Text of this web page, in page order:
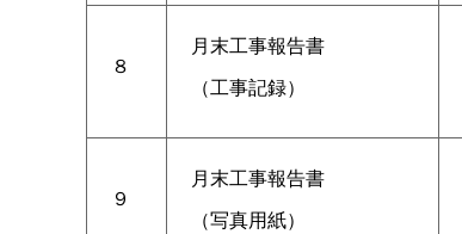
８
月末工事報告書
（工事記録）
９
月末工事報告書
（写真用紙）